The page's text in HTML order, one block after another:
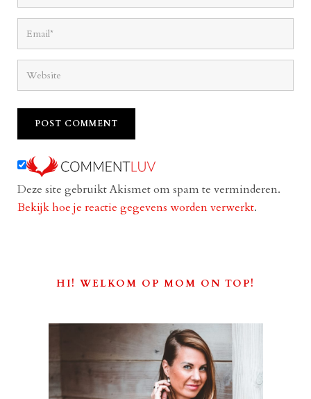
Deze site gebruikt Akismet om spam te verminderen.
Bekijk hoe je reactie gegevens worden verwerkt.
HI! WELKOM OP MOM ON TOP!